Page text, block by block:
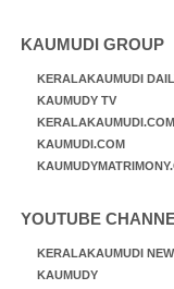
KAUMUDI GROUP
KERALAKAUMUDI
KAUMUDY TV
KERALAKAUMUDI.COM
KAUMUDI.COM
YOUTUBE
KERALAKAUMUDI
KAUMUDY